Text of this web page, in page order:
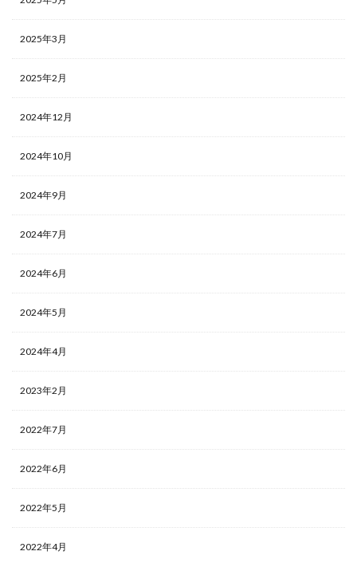
2025年3月
2025年2月
2024年12月
2024年10月
2024年9月
2024年7月
2024年6月
2024年5月
2024年4月
2023年2月
2022年7月
2022年6月
2022年5月
2022年4月